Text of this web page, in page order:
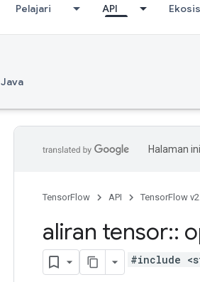
Pelajari API
Java
Halaman
TensorFlow API TensorFlow
aliran tensor::
#include